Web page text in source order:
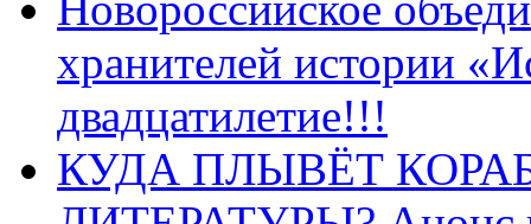
хранителей истории
двадцатилетие!!!
КУДА ПЛЫВЁТ